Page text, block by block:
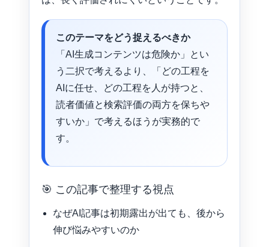
このテーマをどう捉えるべきか
「AI生成コンテンツは危険か」とい
う二択で考えるより、「どの工程を
AIに任せ、どの工程を人が持つと、
読者価値と検索評価の両方を保ちや
すいか」で考えるほうが実務的で
す。
🎯 この記事で整理する視点
なぜAI記事は初期露出が出ても、後から
伸び悩みやすいのか